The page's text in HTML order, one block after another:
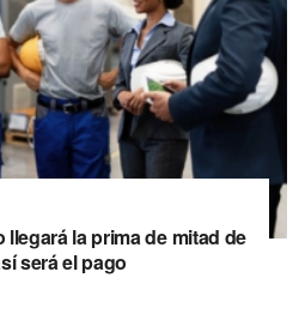
la prima de mitad de
será el pago